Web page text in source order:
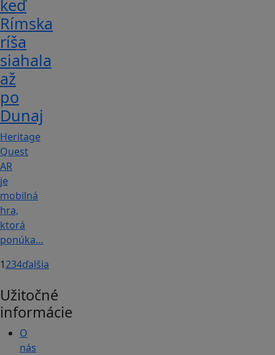
keď
Rímska
ríša
siahala
až
po
Dunaj
Heritage
Quest
AR
je
mobilná
hra,
ktorá
ponúka…
1234ďalšia
Užitočné
informácie
O
nás